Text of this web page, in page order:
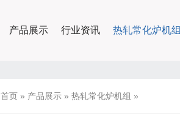
产品展示 行业资讯 热轧常化炉机组
首页 » 产品展示 » 热轧常化炉机组 »